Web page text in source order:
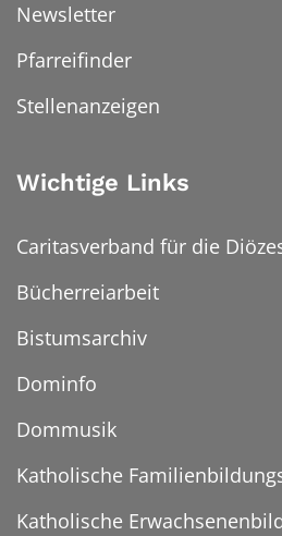
Newsletter
Pfarreifinder
Stellenanzeigen
Wichtige Links
Caritasverband für die
Bücherreiarbeit
Bistumsarchiv
Dominfo
Dommusik
Katholische
Katholische